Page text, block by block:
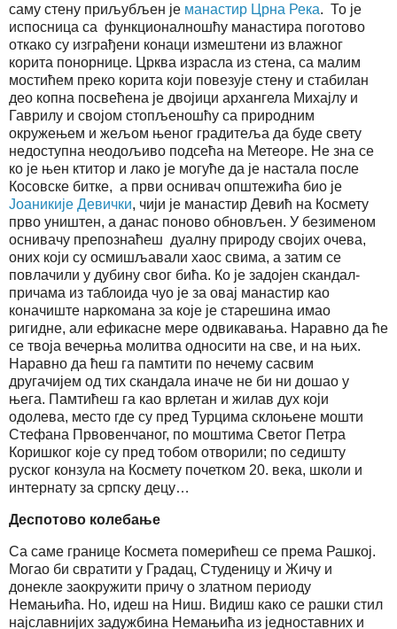
саму стену приљубљен је манастир Црна Река. То је
испосница са функционалношћу манастира поготово
откако су изграђени конаци измештени из влажног
корита понорнице. Црква израсла из стена, са малим
мостићем преко корита који повезује стену и стабилан
део копна посвећена је двојици архангела Михајлу и
Гаврилу и својом стопљеношћу са природним
окружењем и жељом њеног градитеља да буде свету
недоступна неодољиво подсећа на Метеоре. Не зна се
ко је њен ктитор и лако је могуће да је настала после
Косовске битке, а први оснивач општежића био је
Јоаникије Девички, чији је манастир Девић на Космету
прво уништен, а данас поново обновљен. У безименом
оснивачу препознаћеш дуалну природу својих очева,
оних који су осмишљавали хаос свима, а затим се
повлачили у дубину свог бића. Ко је задојен скандал-
причама из таблоида чуо је за овај манастир као
коначиште наркомана за које је старешина имао
ригидне, али ефикасне мере одвикавања. Наравно да ће
се твоја вечерња молитва односити на све, и на њих.
Наравно да ћеш га памтити по нечему сасвим
другачијем од тих скандала иначе не би ни дошао у
њега. Памтићеш га као врлетан и жилав дух који
одолева, место где су пред Турцима склоњене мошти
Стефана Првовенчаног, по моштима Светог Петра
Коришког које су пред тобом отворили; по седишту
руског конзула на Космету почетком 20. века, школи и
интернату за српску децу…
Деспотово колебање
Са саме границе Космета померићеш се према Рашкој.
Могао би свратити у Градац, Студеницу и Жичу и
донекле заокружити причу о златном периоду
Немањића. Но, идеш на Ниш. Видиш како се рашки стил
најславнијих задужбина Немањића из једноставних и